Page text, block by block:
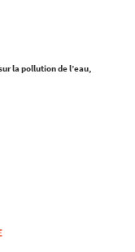
la pollution de l’eau,